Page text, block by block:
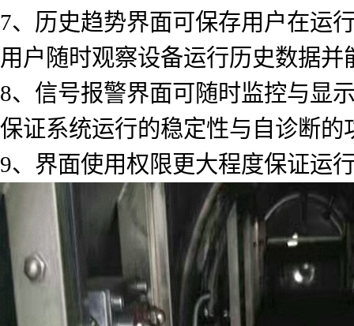
7、历史趋势界面可保存用户在运
用户随时观察设备运行历史数据
8、信号报警界面可随时监控与显
保证系统运行的稳定性与自诊断
9、界面使用权限更大程度保证运